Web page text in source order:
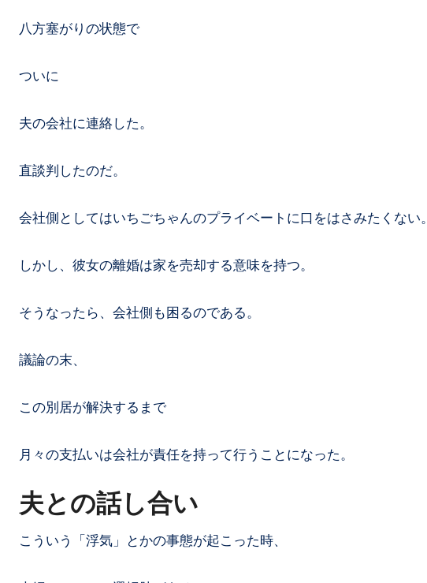
八方塞がりの状態で
ついに
夫の会社に連絡した。
直談判したのだ。
会社側としてはいちごちゃんのプライベートに口をはさみたくない。
しかし、彼女の離婚は家を売却する意味を持つ。
そうなったら、会社側も困るのである。
議論の末、
この別居が解決するまで
月々の支払いは会社が責任を持って行うことになった。
夫との話し合い
こういう「浮気」とかの事態が起こった時、